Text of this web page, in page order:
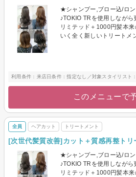
★シャンプー,ブロー込/ロ
♪TOKIO TRを使用しなが
リミテッド＋1000円髪本
いく全く新しいトリートメ
利用条件：来店日条件：指定なし／対象スタイリスト
このメニューで
全員 ヘアカット トリートメント
[次世代髪質改善]カット＋質感再整ト
★シャンプー,ブロー込/ロ
♪TOKIO TRを使用しなが
リミテッド＋1000円髪本